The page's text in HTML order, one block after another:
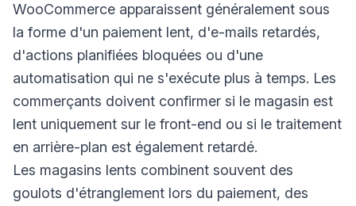
WooCommerce apparaissent généralement sous
la forme d'un paiement lent, d'e-mails retardés,
d'actions planifiées bloquées ou d'une
automatisation qui ne s'exécute plus à temps. Les
commerçants doivent confirmer si le magasin est
lent uniquement sur le front-end ou si le traitement
en arrière-plan est également retardé.
Les magasins lents combinent souvent des
goulots d'étranglement lors du paiement, des